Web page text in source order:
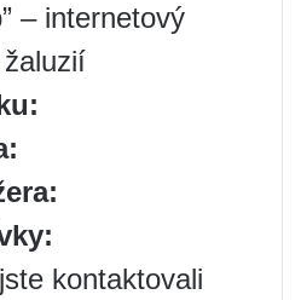
– internetový
kontaktovali